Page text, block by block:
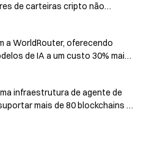
de carteiras cripto não
a WorldRouter, oferecendo
de IA a um custo 30% mais
infraestrutura de agente de
mais de 80 blockchains a